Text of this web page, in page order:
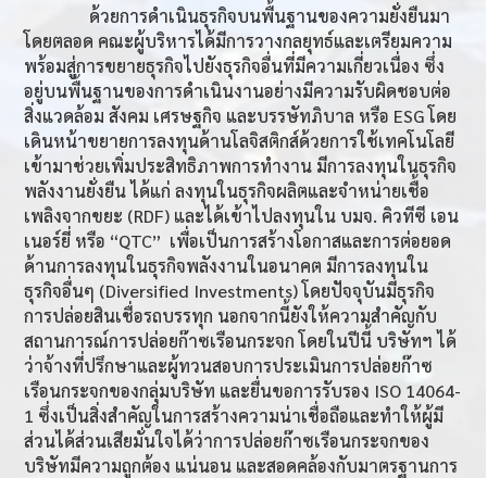
ด้วยการดำเนินธุรกิจบนพื้นฐานของความยั่งยืนมา
โดยตลอด คณะผู้บริหารได้มีการวางกลยุทธ์และเตรียมความ
พร้อมสู่การขยายธุรกิจไปยังธุรกิจอื่นที่มีความเกี่ยวเนื่อง ซึ่ง
อยู่บนพื้นฐานของการดำเนินงานอย่างมีความรับผิดชอบต่อ
สิ่งแวดล้อม สังคม เศรษฐกิจ และบรรษัทภิบาล หรือ ESGโดย
เดินหน้าขยายการลงทุนด้านโลจิสติกส์ด้วยการใช้เทคโนโลยี
เข้ามาช่วยเพิ่มประสิทธิภาพการทำงาน มีการลงทุนในธุรกิจ
พลังงานยั่งยืน ได้แก่ ลงทุนในธุรกิจผลิตและจำหน่ายเชื้อ
เพลิงจากขยะ (RDF) และได้เข้าไปลงทุนใน บมจ. คิวทีซี เอน
เนอร์ยี่ หรือ “QTC” เพื่อเป็นการสร้างโอกาสและการต่อยอด
ด้านการลงทุนในธุรกิจพลังงานในอนาคต มีการลงทุนใน
ธุรกิจอื่นๆ (Diversified Investments)โดยปัจจุบันมีธุรกิจ
การปล่อยสินเชื่อรถบรรทุก นอกจากนี้ยังให้ความสำคัญกับ
สถานการณ์การปล่อยก๊าซเรือนกระจก โดยในปีนี้ บริษัทฯ ได้
ว่าจ้างที่ปรึกษาและผู้ทวนสอบการประเมินการปล่อยก๊าซ
เรือนกระจกของกลุ่มบริษัท และยื่นขอการรับรอง ISO 14064-
1 ซึ่งเป็นสิ่งสําคัญในการสร้างความน่าเชื่อถือและทําให้ผู้มี
ส่วนได้ส่วนเสียมั่นใจได้ว่าการปล่อยก๊าซเรือนกระจกของ
บริษัทมีความถูกต้อง แน่นอน และสอดคล้องกับมาตรฐานการ